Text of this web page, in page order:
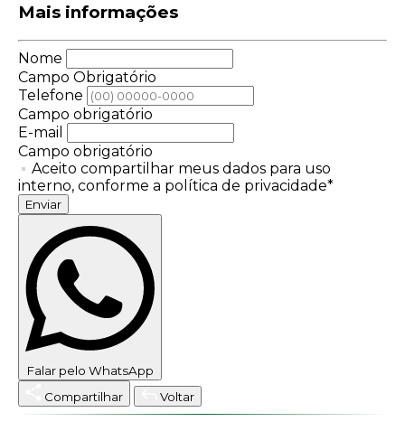
Mais informações
Nome
Campo Obrigatório
Telefone
Campo obrigatório
E-mail
Campo obrigatório
Aceito compartilhar meus dados para uso
interno, conforme a política de privacidade*
Enviar
Falar pelo WhatsApp
Compartilhar
Voltar